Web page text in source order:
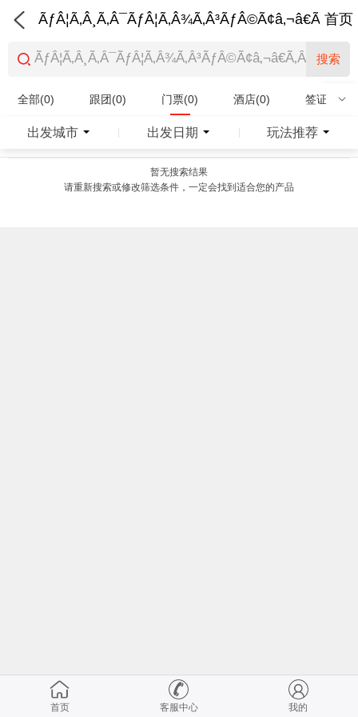
首页
搜索
全部(0) 跟团(0) 门票(0) 酒店(0) 签证(0)
特产商品(0)
出发城市 出发日期 玩法推荐
暂无搜索结果
请重新搜索或修改筛选条件，一定会找到适合您的产品
首页 客服中心 我的